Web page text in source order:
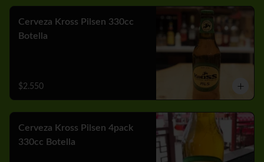
Cerveza Kross Pilsen 330cc
Botella
$2.550
Cerveza Kross Pilsen 4pack
330cc Botella